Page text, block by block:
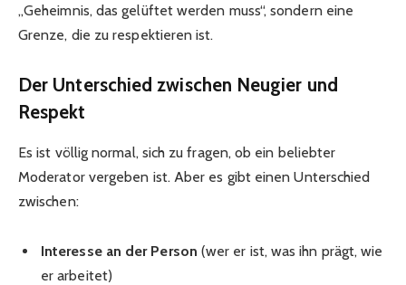
„Geheimnis, das gelüftet werden muss“, sondern eine
Grenze, die zu respektieren ist.
Der Unterschied zwischen Neugier und
Respekt
Es ist völlig normal, sich zu fragen, ob ein beliebter
Moderator vergeben ist. Aber es gibt einen Unterschied
zwischen:
Interesse an der Person (wer er ist, was ihn prägt, wie
er arbeitet)